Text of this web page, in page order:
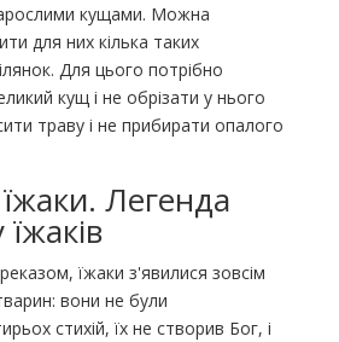
кущами. Можна
для них кілька таких
Для цього потрібно
кущ і не обрізати у нього
траву і не прибирати опалого
Легенда
їжаки з'явилися зовсім
вони не були
стихій, їх не створив Бог, і